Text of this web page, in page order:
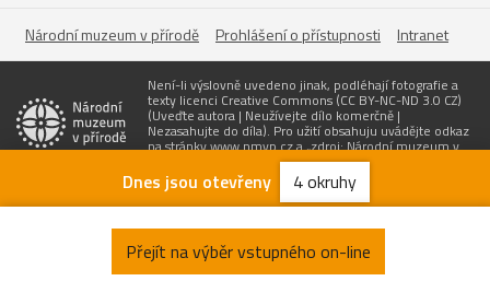
Přejít na výběr vstupného on-line
Dnes jsou otevřeny 4 okruhy
Otevírací doba Vstupné
Národní muzeum v přírodě Prohlášení o přístupnosti Intranet
Není-li výslovně uvedeno jinak, podléhají fotografie a
texty licenci Creative Commons (CC BY-NC-ND 3.0 CZ)
(Uveďte autora | Neužívejte dílo komerčně |
Nezasahujte do díla). Pro užití obsahuju uvádějte odkaz
na stránky www.nmvp.cz a „zdroj: Národní muzeum v
Zřizovatel
Vytvořil